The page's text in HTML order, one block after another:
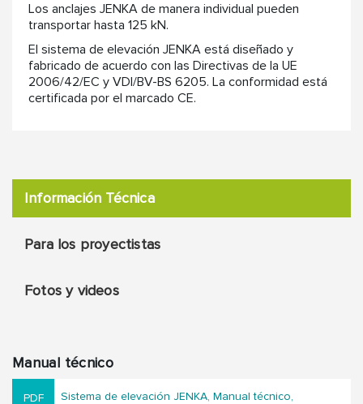
Los anclajes JENKA de manera individual pueden
transportar hasta 125 kN.
El sistema de elevación JENKA está diseñado y
fabricado de acuerdo con las Directivas de la UE
2006/42/EC y VDI/BV-BS 6205. La conformidad está
certificada por el marcado CE.
Información Técnica
Para los proyectistas
Fotos y videos
Manual técnico
Sistema de elevación JENKA, Manual técnico,